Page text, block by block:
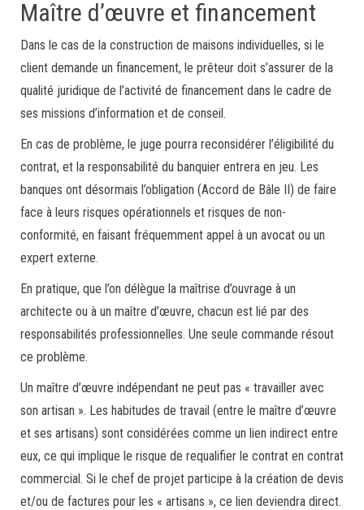
Maître d’œuvre et financement
Dans le cas de la construction de maisons individuelles, si le
client demande un financement, le prêteur doit s’assurer de la
qualité juridique de l’activité de financement dans le cadre de
ses missions d’information et de conseil.
En cas de problème, le juge pourra reconsidérer l’éligibilité du
contrat, et la responsabilité du banquier entrera en jeu. Les
banques ont désormais l’obligation (Accord de Bâle II) de faire
face à leurs risques opérationnels et risques de non-
conformité, en faisant fréquemment appel à un avocat ou un
expert externe.
En pratique, que l’on délègue la maîtrise d’ouvrage à un
architecte ou à un maître d’œuvre, chacun est lié par des
responsabilités professionnelles. Une seule commande résout
ce problème.
Un maître d’œuvre indépendant ne peut pas « travailler avec
son artisan ». Les habitudes de travail (entre le maître d’œuvre
et ses artisans) sont considérées comme un lien indirect entre
eux, ce qui implique le risque de requalifier le contrat en contrat
commercial. Si le chef de projet participe à la création de devis
et/ou de factures pour les « artisans », ce lien deviendra direct.